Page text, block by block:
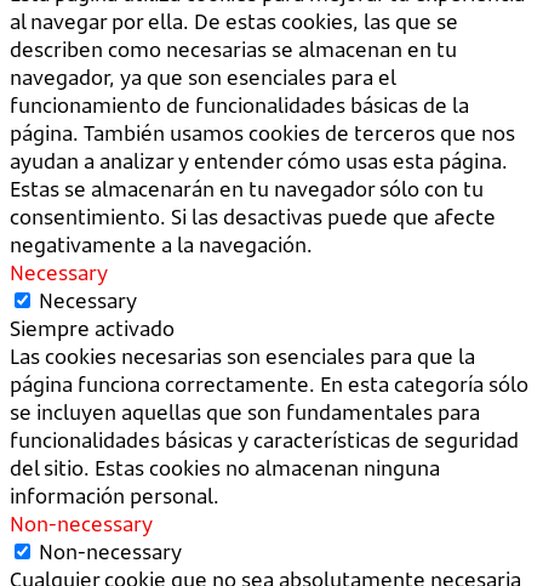
al navegar por ella. De estas cookies, las que se
describen como necesarias se almacenan en tu
navegador, ya que son esenciales para el
funcionamiento de funcionalidades básicas de la
página. También usamos cookies de terceros que nos
ayudan a analizar y entender cómo usas esta página.
Estas se almacenarán en tu navegador sólo con tu
consentimiento. Si las desactivas puede que afecte
negativamente a la navegación.
Necessary
Necessary
Siempre activado
Las cookies necesarias son esenciales para que la
página funciona correctamente. En esta categoría sólo
se incluyen aquellas que son fundamentales para
funcionalidades básicas y características de seguridad
del sitio. Estas cookies no almacenan ninguna
información personal.
Non-necessary
Non-necessary
Cualquier cookie que no sea absolutamente necesaria